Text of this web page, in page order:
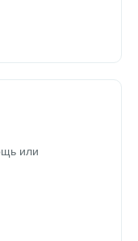
или